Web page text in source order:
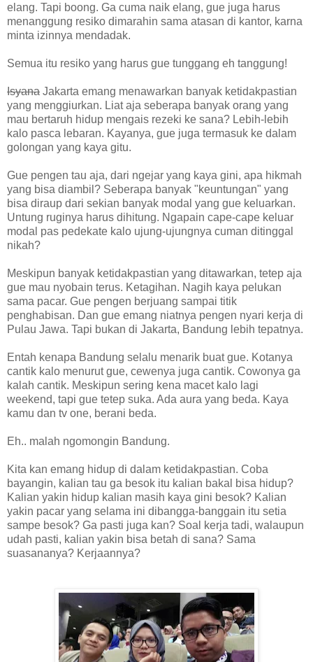
elang. Tapi boong. Ga cuma naik elang, gue juga harus
menanggung resiko dimarahin sama atasan di kantor, karna
minta izinnya mendadak.
Semua itu resiko yang harus gue tunggang eh tanggung!
Isyana Jakarta emang menawarkan banyak ketidakpastian
yang menggiurkan. Liat aja seberapa banyak orang yang
mau bertaruh hidup mengais rezeki ke sana? Lebih-lebih
kalo pasca lebaran. Kayanya, gue juga termasuk ke dalam
golongan yang kaya gitu.
Gue pengen tau aja, dari ngejar yang kaya gini, apa hikmah
yang bisa diambil? Seberapa banyak "keuntungan" yang
bisa diraup dari sekian banyak modal yang gue keluarkan.
Untung ruginya harus dihitung. Ngapain cape-cape keluar
modal pas pedekate kalo ujung-ujungnya cuman ditinggal
nikah?
Meskipun banyak ketidakpastian yang ditawarkan, tetep aja
gue mau nyobain terus. Ketagihan. Nagih kaya pelukan
sama pacar. Gue pengen berjuang sampai titik
penghabisan. Dan gue emang niatnya pengen nyari kerja di
Pulau Jawa. Tapi bukan di Jakarta, Bandung lebih tepatnya.
Entah kenapa Bandung selalu menarik buat gue. Kotanya
cantik kalo menurut gue, cewenya juga cantik. Cowonya ga
kalah cantik. Meskipun sering kena macet kalo lagi
weekend, tapi gue tetep suka. Ada aura yang beda. Kaya
kamu dan tv one, berani beda.
Eh.. malah ngomongin Bandung.
Kita kan emang hidup di dalam ketidakpastian. Coba
bayangin, kalian tau ga besok itu kalian bakal bisa hidup?
Kalian yakin hidup kalian masih kaya gini besok? Kalian
yakin pacar yang selama ini dibangga-banggain itu setia
sampe besok? Ga pasti juga kan? Soal kerja tadi, walaupun
udah pasti, kalian yakin bisa betah di sana? Sama
suasananya? Kerjaannya?